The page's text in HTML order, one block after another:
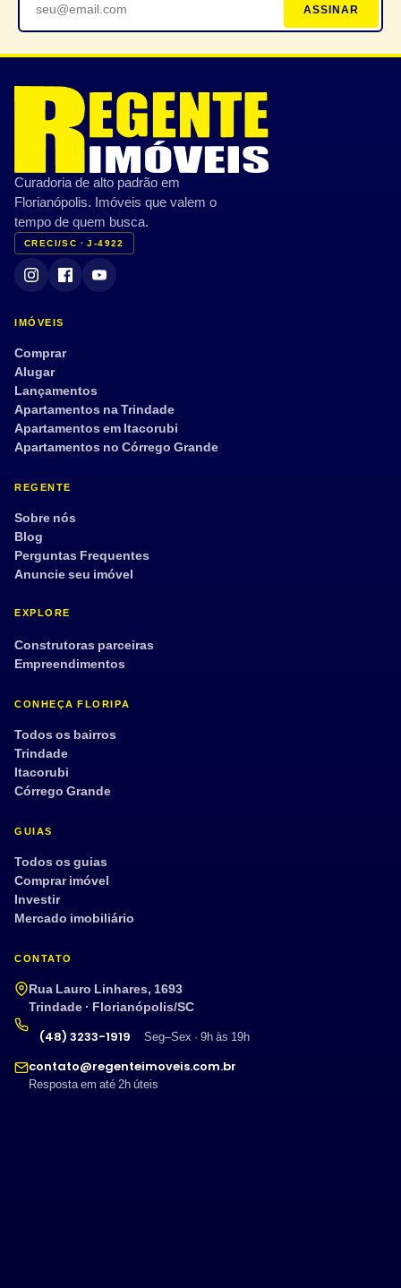
ASSINAR
Curadoria de alto padrão em
Florianópolis. Imóveis que valem o
tempo de quem busca.
CRECI/SC · J-4922
IMÓVEIS
Comprar
Alugar
Lançamentos
Apartamentos na Trindade
Apartamentos em Itacorubi
Apartamentos no Córrego Grande
REGENTE
Sobre nós
Blog
Perguntas Frequentes
Anuncie seu imóvel
EXPLORE
Construtoras parceiras
Empreendimentos
CONHEÇA FLORIPA
Todos os bairros
Trindade
Itacorubi
Córrego Grande
GUIAS
Todos os guias
Comprar imóvel
Investir
Mercado imobiliário
CONTATO
Rua Lauro Linhares, 1693
Trindade · Florianópolis/SC
(48) 3233-1919
Seg–Sex · 9h às 19h
contato@regenteimoveis.com.br
Resposta em até 2h úteis